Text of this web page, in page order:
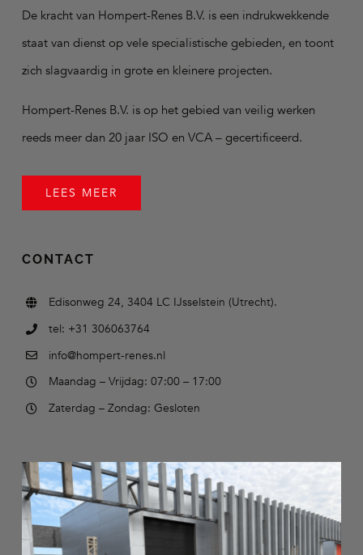
De kracht van Hompert-Renes B.V. is een indrukwekkende
staat van dienst op vele specialistische gebieden, en toont
zich slagvaardig in grote en kleinere projecten.
Hompert-Renes B.V. is op het gebied van veilig werken
reeds meer dan 20 jaar ISO en VCA – gecertificeerd.
LEES MEER
CONTACT
Edisonweg 24, 3404 LC IJsselstein (Utrecht).
tel: +31 306063764
info@hompert-renes.nl
Maandag – Vrijdag: 07:00 – 17:00
Zaterdag – Zondag: Gesloten